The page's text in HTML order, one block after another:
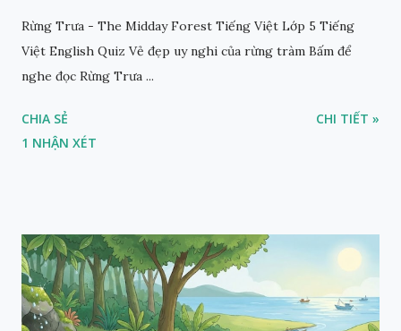
Rừng Trưa - The Midday Forest Tiếng Việt Lớp 5 Tiếng
Việt English Quiz Vẻ đẹp uy nghi của rừng tràm Bấm để
nghe đọc Rừng Trưa ...
CHIA SẺ
1 NHẬN XÉT
CHI TIẾT »